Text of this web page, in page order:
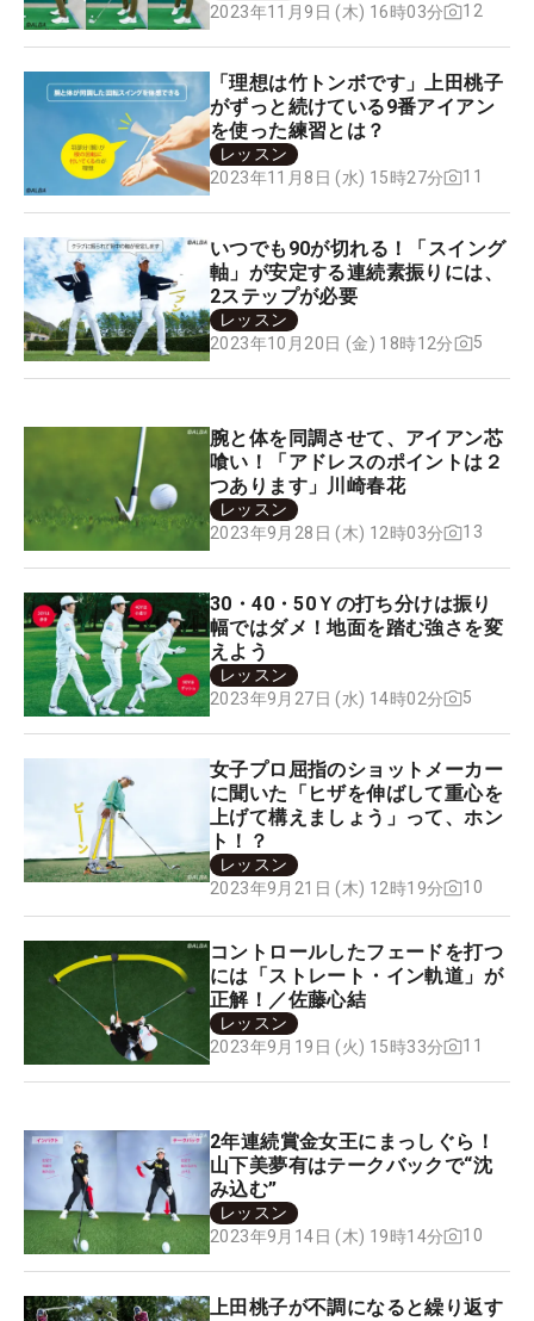
2023年11月9日 (木) 16時03分
12
「理想は竹トンボです」上田桃子
がずっと続けている9番アイアン
を使った練習とは？
レッスン
2023年11月8日 (水) 15時27分
11
いつでも90が切れる！「スイング
軸」が安定する連続素振りには、
2ステップが必要
レッスン
2023年10月20日 (金) 18時12分
5
腕と体を同調させて、アイアン芯
喰い！「アドレスのポイントは２
つあります」川崎春花
レッスン
2023年9月28日 (木) 12時03分
13
30・40・50Ｙの打ち分けは振り
幅ではダメ！地面を踏む強さを変
えよう
レッスン
2023年9月27日 (水) 14時02分
5
女子プロ屈指のショットメーカー
に聞いた「ヒザを伸ばして重心を
上げて構えましょう」って、ホン
ト！？
レッスン
2023年9月21日 (木) 12時19分
10
コントロールしたフェードを打つ
には「ストレート・イン軌道」が
正解！／佐藤心結
レッスン
2023年9月19日 (火) 15時33分
11
2年連続賞金女王にまっしぐら！
山下美夢有はテークバックで“沈
み込む”
レッスン
2023年9月14日 (木) 19時14分
10
上田桃子が不調になると繰り返す